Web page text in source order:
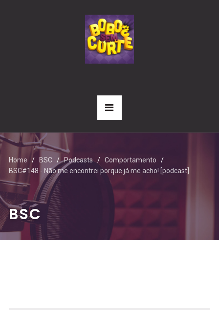
Home BSC Podcasts
Comportamento
BSC#148 - Não me encontrei porque já me acho! [podcast]
BSC